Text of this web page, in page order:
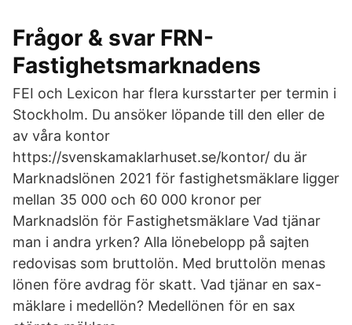
Frågor & svar FRN-
Fastighetsmarknadens
FEI och Lexicon har flera kursstarter per termin i
Stockholm. Du ansöker löpande till den eller de
av våra kontor
https://svenskamaklarhuset.se/kontor/ du är
Marknadslönen 2021 för fastighetsmäklare ligger
mellan 35 000 och 60 000 kronor per
Marknadslön för Fastighetsmäklare Vad tjänar
man i andra yrken? Alla lönebelopp på sajten
redovisas som bruttolön. Med bruttolön menas
lönen före avdrag för skatt. Vad tjänar en sax-
mäklare i medellön? Medellönen för en sax